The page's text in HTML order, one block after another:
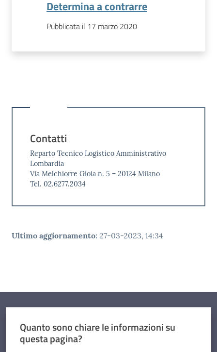
Determina a contrarre
Pubblicata il 17 marzo 2020
Contatti
Reparto Tecnico Logistico Amministrativo
Lombardia
Via Melchiorre Gioia n. 5 – 20124 Milano
Tel. 02.6277.2034
Ultimo aggiornamento: 27-03-2023, 14:34
Quanto sono chiare le informazioni su
questa pagina?